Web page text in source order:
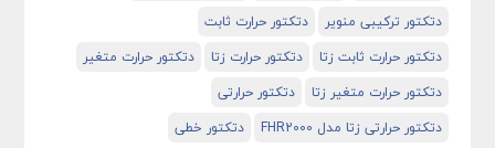
دتکتور ترکیبی منویر
دتکتور حرارت ثابت
دتکتور حرارت ثابت زتا
دتکتور حرارت زتا
دتکتور حرارت متغیر
دتکتور حرارت متغیر زتا
دتکتور حرارتی
دتکتور حرارتی زتا مدل FHR2000
دتکتور خطی